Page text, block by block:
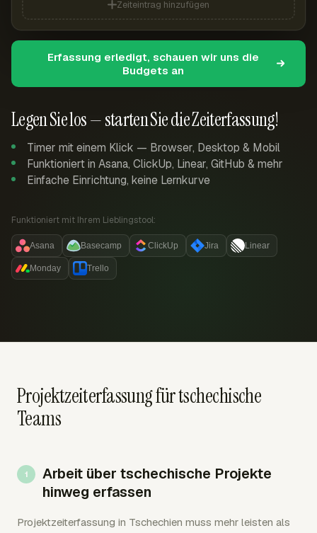
Legen Sie los — starten Sie die Zeiterfassung!
Timer mit einem Klick — Browser, Desktop & Mobil
Funktioniert in Asana, ClickUp, Linear, GitHub & mehr
Einfache Einrichtung, keine Lernkurve
Funktioniert mit Ihrem Lieblingstool:
Asana Basecamp ClickUp Jira Linear
Monday Trello
Zeiteintrag hinzufügen
Erfassung erledigt, schauen wir uns die
Budgets an
Projektzeiterfassung für tschechische
Teams
Arbeit über tschechische Projekte
hinweg erfassen
Projektzeiterfassung in Tschechien muss mehr leisten als